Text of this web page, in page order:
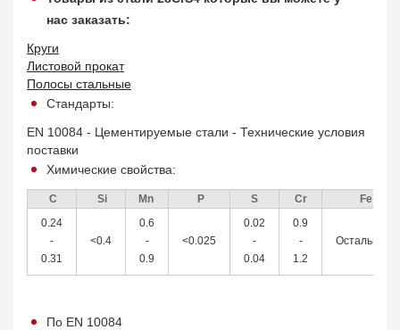
нас заказать:
Круги
Листовой прокат
Полосы стальные
Стандарты:
EN 10084 - Цементируемые стали - Технические условия
поставки
Химические свойства:
С Si Mn P S Cr
Fe
0.24
-
0.31
<0.4
0.6
-
0.9
<0.025
0.02
-
0.04
0.9
-
1.2
Остальное
По EN 10084